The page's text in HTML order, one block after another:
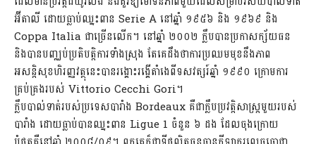
អ៊ីតាលី ដោយធ្លាប់ឈ្នះពាន Serie A នៅឆ្នាំ ១៩៥៦ និង ១៩៦៩ និង
Coppa Italia ជាច្រើនលើក។ នៅឆ្នាំ ២០០២ ក្លឹបបានប្រកាសក្ស័យធន
និងបានបញ្ឈប់ប្រតិបត្តិការទាំងស្រុង តែគេដឹងថាការប្រឈមមុខនឹងភាព
អសន្តិសុខហិរញ្ញវត្ថុនេះបានរង្គោះរង្គើតាំងេពីទសវត្សរ៍ឆ្នាំ ១៩៩០ ក្រោមការ
គ្រប់គ្រងរបស់ Vittorio Cecchi Gori។
ក្លឹបបាល់ទាត់របស់ប្រទេសបារាំង Bordeaux គឺជាក្លឹបប្រវត្តិសាស្ត្រមួយរបស់
បារាំង ដោយធ្លាប់បានឈ្នះពាន Ligue 1 ចំនួន ៦ ដង ដែលចុងក្រោយ